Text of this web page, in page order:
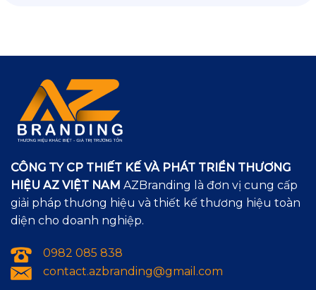
CÔNG TY CP THIẾT KẾ VÀ PHÁT TRIỂN THƯƠNG
HIỆU AZ VIỆT NAM AZBranding là đơn vị cung cấp
giải pháp thương hiệu và thiết kế thương hiệu toàn
diện cho doanh nghiệp.
0982 085 838
contact.azbranding@gmail.com